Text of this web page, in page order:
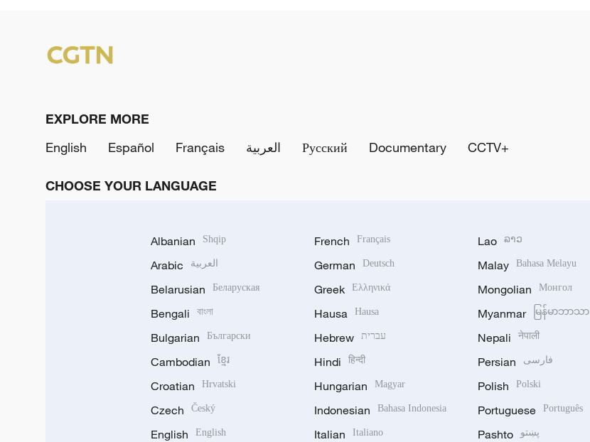
EXPLORE MORE
English
Español Français العربية Русский Documentary CCTV+
CHOOSE YOUR LANGUAGE
Albanian Shqip
Arabic العربية
Belarusian Беларуская
Bengali বাংলা
Bulgarian Български
Cambodian ខ្មែរ
Croatian Hrvatski
Czech Český
English English
French Français
German Deutsch
Greek Ελληνικά
Hausa Hausa
Hebrew עברית
Hindi हिन्दी
Hungarian Magyar
Indonesian Bahasa Indonesia
Italian Italiano
Lao ລາວ
Malay Bahasa Melayu
Mongolian Монгол
Myanmar မြန်မာဘာသာ
Nepali नेपाली
Persian فارسی
Polish Polski
Portuguese Português
Pashto پښتو